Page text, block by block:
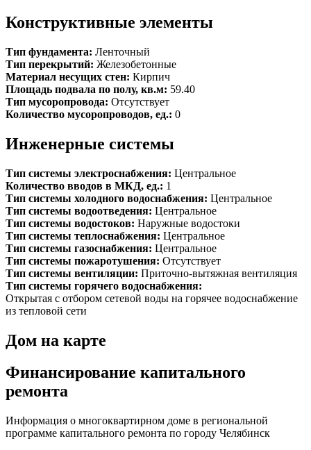
Конструктивные элементы
Тип фундамента: Ленточный
Тип перекрытий: Железобетонные
Материал несущих стен: Кирпич
Площадь подвала по полу, кв.м: 59.40
Тип мусоропровода: Отсутствует
Количество мусоропроводов, ед.: 0
Инженерные системы
Тип системы электроснабжения: Центральное
Количество вводов в МКД, ед.: 1
Тип системы холодного водоснабжения: Центральное
Тип системы водоотведения: Центральное
Тип системы водостоков: Наружные водостоки
Тип системы теплоснабжения: Центральное
Тип системы газоснабжения: Центральное
Тип системы пожаротушения: Отсутствует
Тип системы вентиляции: Приточно-вытяжная вентиляция
Тип системы горячего водоснабжения:
Открытая с отбором сетевой воды на горячее водоснабжение
из тепловой сети
Дом на карте
Финансирование капитального
ремонта
Информация о многоквартирном доме в региональной
программе капитального ремонта по городу Челябинск